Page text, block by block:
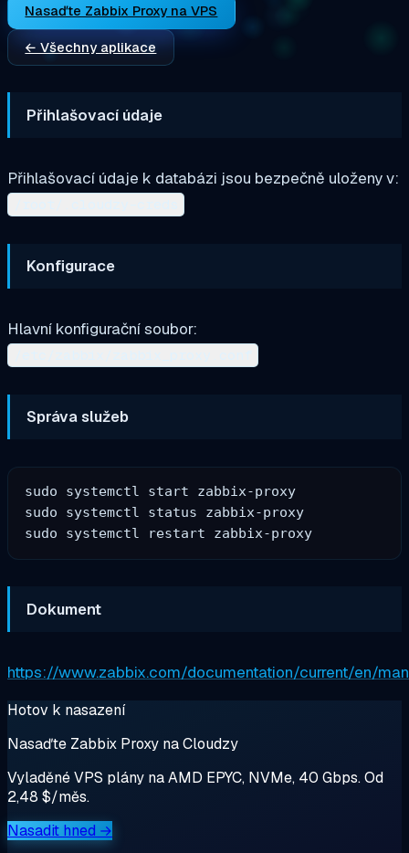
Nasaďte Zabbix Proxy na VPS
← Všechny aplikace
Přihlašovací údaje
Přihlašovací údaje k databázi jsou bezpečně uloženy v:
Konfigurace
Hlavní konfigurační soubor:
Správa služeb
sudo systemctl start zabbix-proxy
sudo systemctl status zabbix-proxy
Dokument
https://www.zabbix.com/documentation/current/en/
Hotov k nasazení
Nasaďte Zabbix Proxy na Cloudzy
Vyladěné VPS plány na AMD EPYC, NVMe, 40 Gbps. Od
2,48 $/měs.
Nasadit hned →